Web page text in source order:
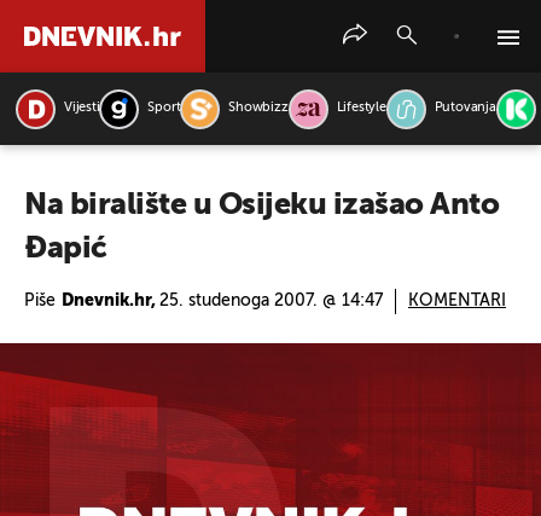
Vijesti Sport Showbizz Lifestyle Putovanja
Na biralište u Osijeku izašao Anto
Đapić
Piše Dnevnik.hr, 25. studenoga 2007. @ 14:47 KOMENTARI
PRETRAŽITE VIJESTI